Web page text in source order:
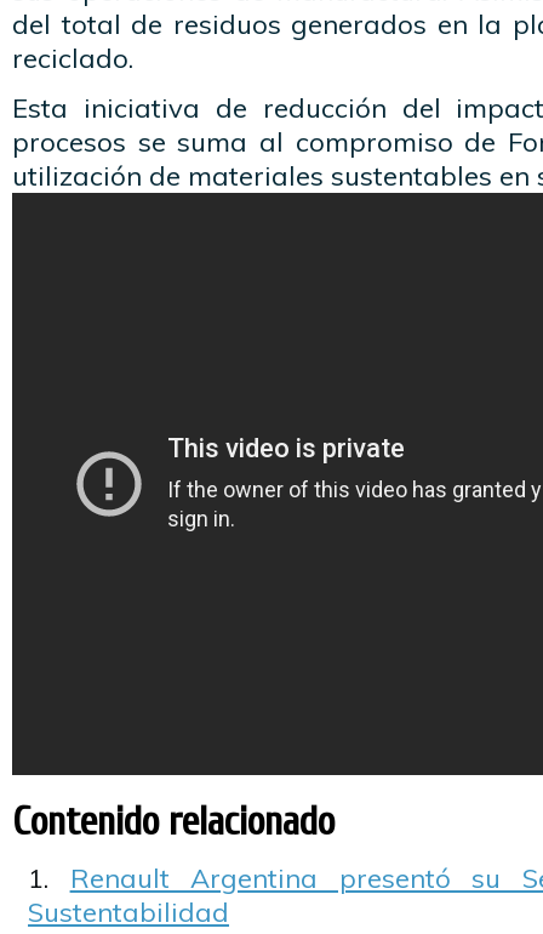
del total de residuos generados en la
reciclado.
Esta iniciativa de reducción del
procesos se suma al compromiso de
utilización de materiales sustentables en
Contenido relacionado
Renault Argentina presentó su
Sustentabilidad